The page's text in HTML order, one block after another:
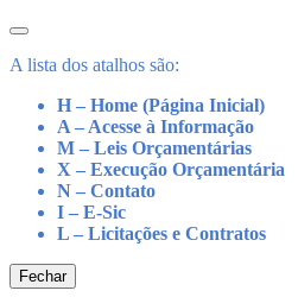
A lista dos atalhos são:
H – Home (Página Inicial)
A – Acesse à Informação
M – Leis Orçamentárias
X – Execução Orçamentária
N – Contato
I – E-Sic
L – Licitações e Contratos
Fechar